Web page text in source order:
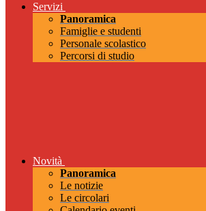
Servizi
Panoramica
Famiglie e studenti
Personale scolastico
Percorsi di studio
Novità
Panoramica
Le notizie
Le circolari